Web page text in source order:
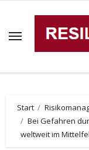
springen
Start
Bei Gefahren
weltweit im